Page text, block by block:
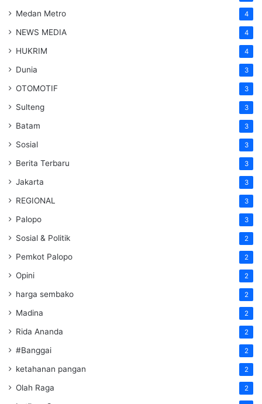
Medan Metro 4
NEWS MEDIA 4
HUKRIM 4
Dunia 3
OTOMOTIF 3
Sulteng 3
Batam 3
Sosial 3
Berita Terbaru 3
Jakarta 3
REGIONAL 3
Palopo 3
Sosial & Politik 2
Pemkot Palopo 2
Opini 2
harga sembako 2
Madina 2
Rida Ananda 2
#Banggai 2
ketahanan pangan 2
Olah Raga 2